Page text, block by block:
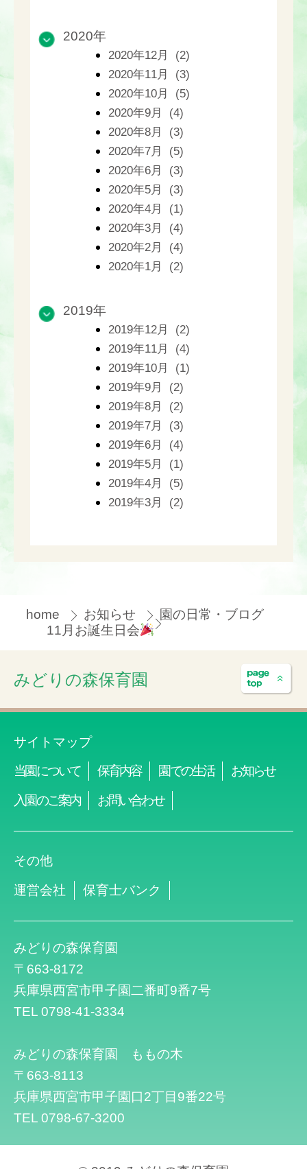
2020年
2020年12月 (2)
2020年11月 (3)
2020年10月 (5)
2020年9月 (4)
2020年8月 (3)
2020年7月 (5)
2020年6月 (3)
2020年5月 (3)
2020年4月 (1)
2020年3月 (4)
2020年2月 (4)
2020年1月 (2)
2019年
2019年12月 (2)
2019年11月 (4)
2019年10月 (1)
2019年9月 (2)
2019年8月 (2)
2019年7月 (3)
2019年6月 (4)
2019年5月 (1)
2019年4月 (5)
2019年3月 (2)
home お知らせ
園の日常・ブログ
11月お誕生日会
みどりの森保育園
サイトマップ
当園について 保育内容 園での生活 お知らせ
入園のご案内 お問い合わせ
みどりの森保育園
〒663-8172
兵庫県西宮市甲子園二番町9番7号
TEL 0798-41-3334
みどりの森保育園 ももの木
〒663-8113
兵庫県西宮市甲子園口2丁目9番22号
TEL 0798-67-3200
その他
運営会社 保育士バンク